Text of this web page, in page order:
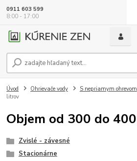
0911 603 599
8:00 - 17:00
Úvod Ohrievače vody S nepriamym ohrevom
litrov
Objem od 300 do
Zvislé - závesné
Stacionárne